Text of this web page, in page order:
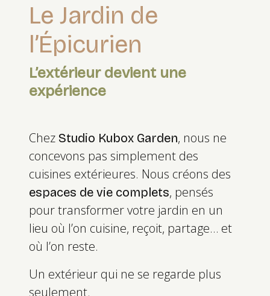
Le Jardin de
l’Épicurien
L’extérieur devient une
expérience
Chez Studio Kubox Garden, nous ne
concevons pas simplement des
cuisines extérieures. Nous créons des
espaces de vie complets, pensés
pour transformer votre jardin en un
lieu où l’on cuisine, reçoit, partage… et
où l’on reste.
Un extérieur qui ne se regarde plus
seulement.